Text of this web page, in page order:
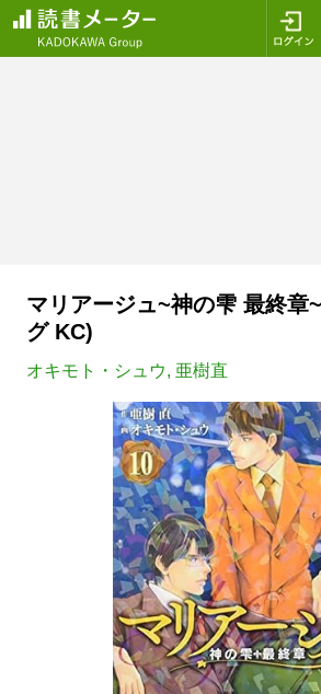
マリアージュ~神の雫 最終章
グ KC)
オキモト・シュウ, 亜樹直